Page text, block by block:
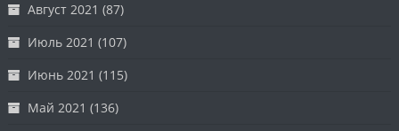
Август 2021 (87)
Июль 2021 (107)
Июнь 2021 (115)
Май 2021 (136)